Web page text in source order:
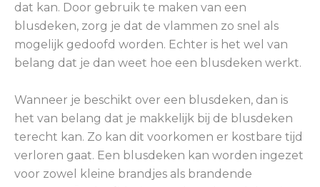
dat kan. Door gebruik te maken van een
blusdeken, zorg je dat de vlammen zo snel als
mogelijk gedoofd worden. Echter is het wel van
belang dat je dan weet hoe een blusdeken werkt.
Wanneer je beschikt over een blusdeken, dan is
het van belang dat je makkelijk bij de blusdeken
terecht kan. Zo kan dit voorkomen er kostbare tijd
verloren gaat. Een blusdeken kan worden ingezet
voor zowel kleine brandjes als brandende